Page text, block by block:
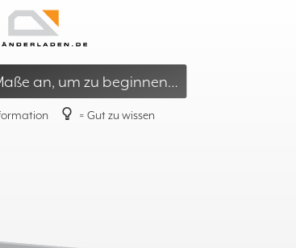
– Designen & bestellen
an, um zu beginnen…
= Gut zu wissen